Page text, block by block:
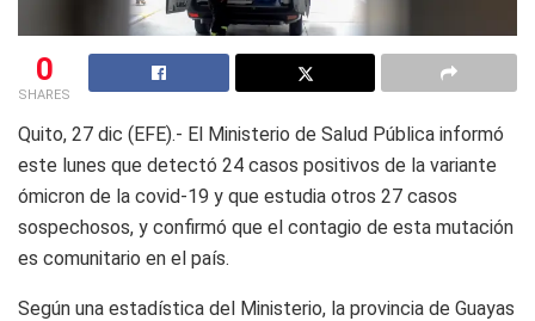
0
SHARES
Quito, 27 dic (EFE).- El Ministerio de Salud Pública informó
este lunes que detectó 24 casos positivos de la variante
ómicron de la covid-19 y que estudia otros 27 casos
sospechosos, y confirmó que el contagio de esta mutación
es comunitario en el país.
Según una estadística del Ministerio, la provincia de Guayas